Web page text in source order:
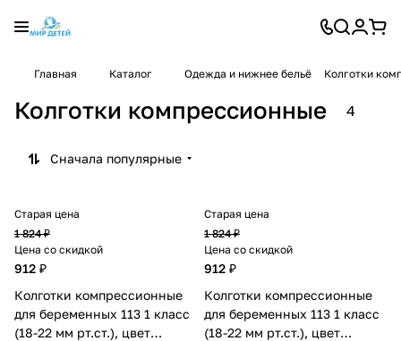
Главная Каталог Одежда и нижнее бельё Колготки
Колготки компрессионные 4
Сначала популярные
Старая цена
1 824 ₽
Цена со скидкой
912 ₽
Колготки компрессионные
для беременных 113 1 класс
(18-22 мм рт.ст.), цвет
Старая цена
1 824 ₽
Цена со скидкой
912 ₽
Колготки компрессионные
для беременных 113 1 класс
(18-22 мм рт.ст.), цвет